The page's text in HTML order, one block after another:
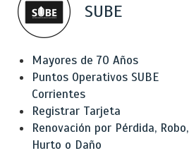
SUBE
Mayores de 70 Años
Puntos Operativos SUBE
Corrientes
Registrar Tarjeta
Renovación por Pérdida, Robo,
Hurto o Daño